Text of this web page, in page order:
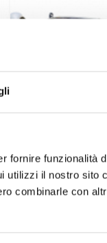
fornire funzionalità
utilizzi il nostro sito
combinarle con